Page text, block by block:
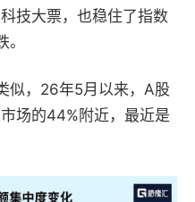
技大票，也稳住了指数
似，26年5月以来，A股
场的44%附近，最近是